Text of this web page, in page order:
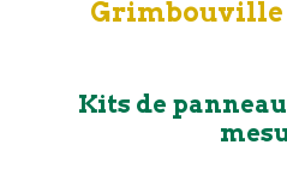
Grimbouville
Kits de